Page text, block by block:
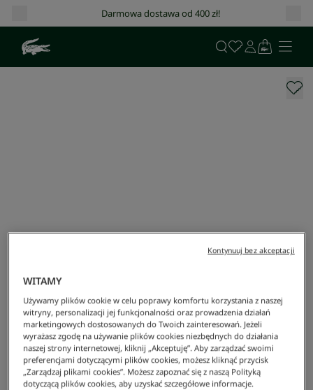
Darmowa dostawa od 400 zł!
WITAMY
Używamy plików cookie w celu poprawy komfortu korzystania z naszej
witryny, personalizacji jej funkcjonalności oraz prowadzenia działań
marketingowych dostosowanych do Twoich zainteresowań. Jeżeli
wyrażasz zgodę na używanie plików cookies niezbędnych do działania
naszej strony internetowej, kliknij „Akceptuję”. Aby zarządzać swoimi
preferencjami dotyczącymi plików cookies, możesz kliknąć przycisk
„Zarządzaj plikami cookies”. Możesz zapoznać się z naszą Polityką
dotyczącą plików cookies, aby uzyskać szczegółowe informacje.
Kontynuuj bez akceptacji